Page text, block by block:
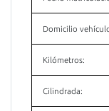
Domicilio
Kilómetros:
Cilindrada: